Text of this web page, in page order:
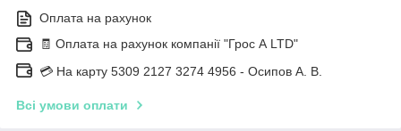
Оплата на рахунок
🧾 Оплата на рахунок компанії "Грос А LTD"
💳 На карту 5309 2127 3274 4956 - Осипов А. В.
Всі умови оплати